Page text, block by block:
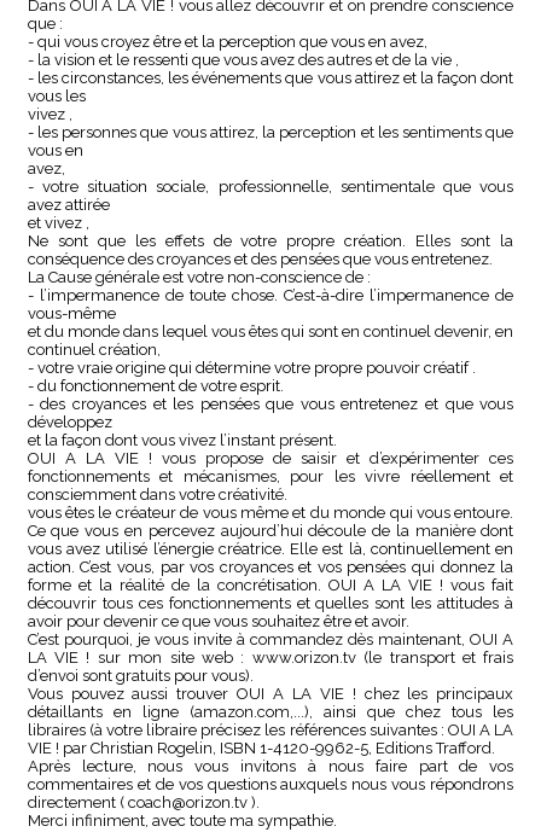
Dans OUI A LA VIE ! vous allez découvrir et on prendre conscience
que :
- qui vous croyez être et la perception que vous en avez,
- la vision et le ressenti que vous avez des autres et de la vie ,
- les circonstances, les événements que vous attirez et la façon dont
vous les
vivez ,
- les personnes que vous attirez, la perception et les sentiments que
vous en
avez,
- votre situation sociale, professionnelle, sentimentale que vous
avez attirée
et vivez ,
Ne sont que les effets de votre propre création. Elles sont la
conséquence des croyances et des pensées que vous entretenez.
La Cause générale est votre non-conscience de :
- l’impermanence de toute chose. C’est-à-dire l’impermanence de
vous-même
et du monde dans lequel vous êtes qui sont en continuel devenir, en
continuel création,
- votre vraie origine qui détermine votre propre pouvoir créatif .
- du fonctionnement de votre esprit.
- des croyances et les pensées que vous entretenez et que vous
développez
et la façon dont vous vivez l’instant présent.
OUI A LA VIE ! vous propose de saisir et d’expérimenter ces
fonctionnements et mécanismes, pour les vivre réellement et
consciemment dans votre créativité.
vous êtes le créateur de vous même et du monde qui vous entoure.
Ce que vous en percevez aujourd’hui découle de la manière dont
vous avez utilisé l’énergie créatrice. Elle est là, continuellement en
action. C’est vous, par vos croyances et vos pensées qui donnez la
forme et la réalité de la concrétisation. OUI A LA VIE ! vous fait
découvrir tous ces fonctionnements et quelles sont les attitudes à
avoir pour devenir ce que vous souhaitez être et avoir.
C’est pourquoi, je vous invite à commandez dès maintenant, OUI A
LA VIE ! sur mon site web : www.orizon.tv (le transport et frais
d’envoi sont gratuits pour vous).
Vous pouvez aussi trouver OUI A LA VIE ! chez les principaux
détaillants en ligne (amazon.com,...), ainsi que chez tous les
libraires (à votre libraire précisez les références suivantes : OUI A LA
VIE ! par Christian Rogelin, ISBN 1-4120-9962-5, Editions Trafford.
Après lecture, nous vous invitons à nous faire part de vos
commentaires et de vos questions auxquels nous vous répondrons
directement ( coach@orizon.tv ).
Merci infiniment, avec toute ma sympathie.